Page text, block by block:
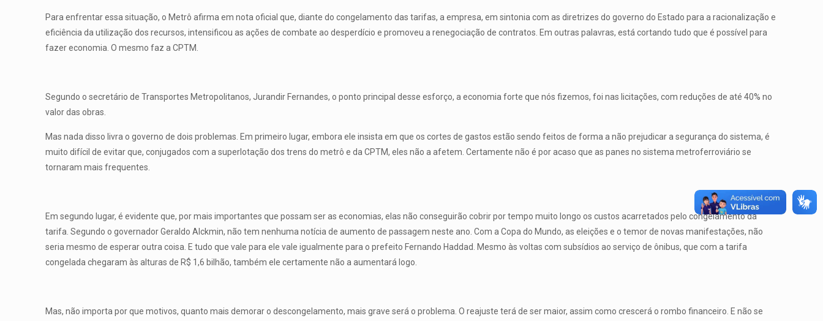
Para enfrentar essa situação, o Metrô afirma em nota oficial que, diante do congelamento das tarifas, a empresa, em sintonia com as diretrizes do governo do Estado para a racionalização e
eficiência da utilização dos recursos, intensificou as ações de combate ao desperdício e promoveu a renegociação de contratos. Em outras palavras, está cortando tudo que é possível para
fazer economia. O mesmo faz a CPTM.
Segundo o secretário de Transportes Metropolitanos, Jurandir Fernandes, o ponto principal desse esforço, a economia forte que nós fizemos, foi nas licitações, com reduções de até 40% no
valor das obras.
Mas nada disso livra o governo de dois problemas. Em primeiro lugar, embora ele insista em que os cortes de gastos estão sendo feitos de forma a não prejudicar a segurança do sistema, é
muito difícil de evitar que, conjugados com a superlotação dos trens do metrô e da CPTM, eles não a afetem. Certamente não é por acaso que as panes no sistema metroferroviário se
tornaram mais frequentes.
Em segundo lugar, é evidente que, por mais importantes que possam ser as economias, elas não conseguirão cobrir por tempo muito longo os custos acarretados pelo congelamento da
tarifa. Segundo o governador Geraldo Alckmin, não tem nenhuma notícia de aumento de passagem neste ano. Com a Copa do Mundo, as eleições e o temor de novas manifestações, não
seria mesmo de esperar outra coisa. E tudo que vale para ele vale igualmente para o prefeito Fernando Haddad. Mesmo às voltas com subsídios ao serviço de ônibus, que com a tarifa
congelada chegaram às alturas de R$ 1,6 bilhão, também ele certamente não a aumentará logo.
Mas, não importa por que motivos, quanto mais demorar o descongelamento, mais grave será o problema. O reajuste terá de ser maior, assim como crescerá o rombo financeiro. E não se